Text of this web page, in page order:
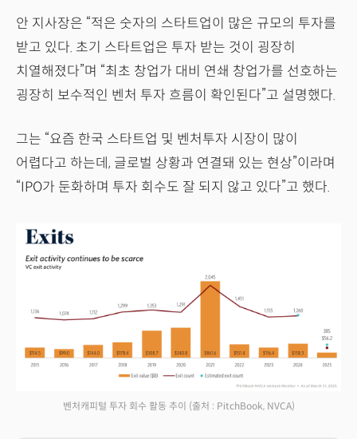
안 지사장은 “적은 숫자의 스타트업이 많은 규모의 투자를
받고 있다. 초기 스타트업은 투자 받는 것이 굉장히
치열해졌다”며 “최초 창업가 대비 연쇄 창업가를 선호하는
굉장히 보수적인 벤처 투자 흐름이 확인된다”고 설명했다.
그는 “요즘 한국 스타트업 및 벤처투자 시장이 많이
어렵다고 하는데, 글로벌 상황과 연결돼 있는 현상”이라며
“IPO가 둔화하며 투자 회수도 잘 되지 않고 있다”고 했다.
벤처캐피털 투자 회수 활동 추이 (출처 : PitchBook, NVCA)